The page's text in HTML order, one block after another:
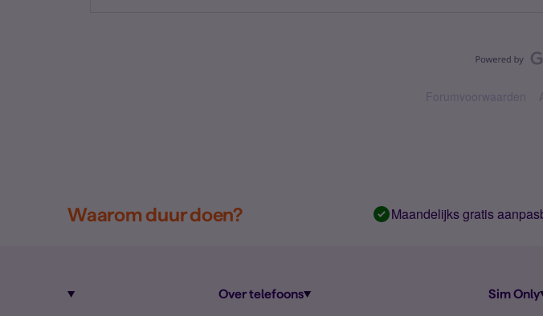
Forumvoorwaarden
Waarom duur doen? Maandelijks gratis
Over telefoons Sim Only